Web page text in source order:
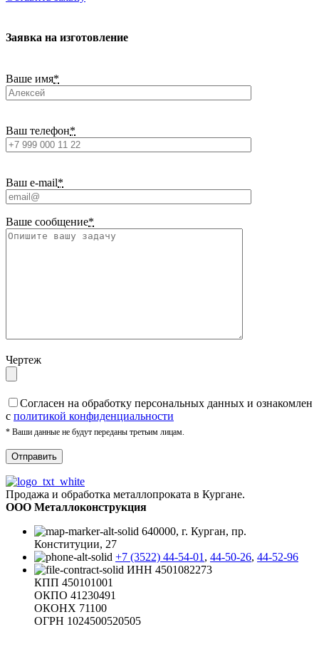
Заявка на изготовление
Ваше имя*
Ваш телефон*
Ваш e-mail*
Ваше сообщение*
Чертеж
Cогласен на обработку персональных данных и ознакомлен
с политикой конфиденциальности
* Ваши данные не будут переданы третьим лицам.
Продажа и обработка металлопроката в Кургане.
ООО Металлоконструкция
640000, г. Курган, пр.
Конституции, 27
+7 (3522) 44-54-01 , 44-50-26, 44-52-96
ИНН 4501082273
КПП 450101001
ОКПО 41230491
ОКОНХ 71100
ОГРН 1024500520505